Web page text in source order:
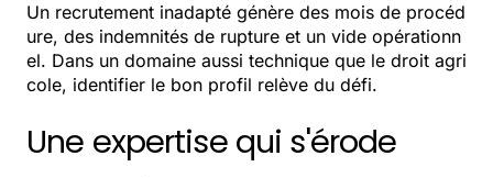
Un recrutement inadapté génère des mois de procéd
ure, des indemnités de rupture et un vide opérationn
el. Dans un domaine aussi technique que le droit agri
cole, identifier le bon profil relève du défi.
Une expertise qui s'érode